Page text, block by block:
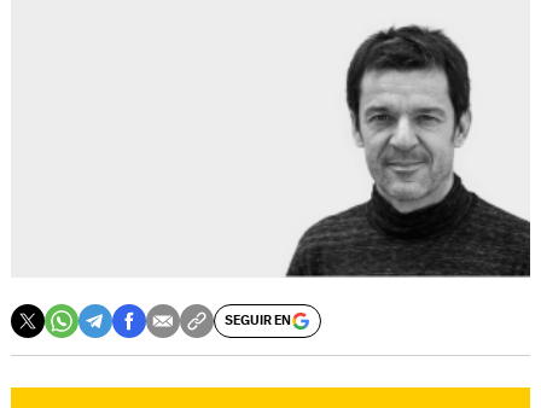
SEGUIR EN